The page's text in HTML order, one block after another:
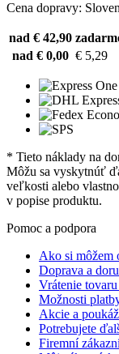
Cena dopravy:
nad € 42,90
nad € 0,00 € 5,29
* Tieto náklady na
Môžu sa vyskytnúť
veľkosti alebo
v popise produktu.
Pomoc a podpora
Ako si môžem
Doprava a
Vrátenie
Možnosti
Akcie a
Potrebujete
Firemní